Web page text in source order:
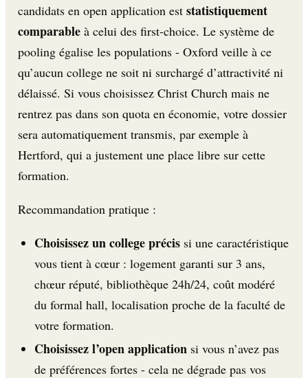
candidats en open application est statistiquement
comparable à celui des first-choice. Le système de
pooling égalise les populations - Oxford veille à ce
qu’aucun college ne soit ni surchargé d’attractivité ni
délaissé. Si vous choisissez Christ Church mais ne
rentrez pas dans son quota en économie, votre dossier
sera automatiquement transmis, par exemple à
Hertford, qui a justement une place libre sur cette
formation.
Recommandation pratique :
Choisissez un college précissi une caractéristique
vous tient à cœur : logement garanti sur 3 ans,
chœur réputé, bibliothèque 24h/24, coût modéré
du formal hall, localisation proche de la faculté de
votre formation.
Choisissez l’open application si vous n’avez pas
de préférences fortes - cela ne dégrade pas vos